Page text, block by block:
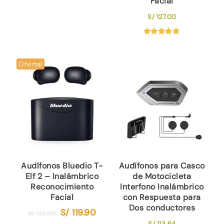
S/127.00
Oferta!
Audífonos Bluedio T-
Elf 2 – Inalámbrico
Reconocimiento
Facial
S/132.00
El
S/ 119.90El
Audífonos para Casco
de Motocicleta
Interfono Inalámbrico
con Respuesta para
Dos conductores